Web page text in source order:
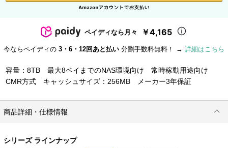
ペイディなら月々 ￥4,165
今ならペイディの 3・6・12回あと払い 分割手数料無料！ → 詳細はこちら
容量：8TB 最大8ベイまでのNAS環境向け 常時稼動用途向け
CMR方式 キャッシュサイズ：256MB メーカー3年保証
商品詳細・仕様情報
シリーズ ラインナップ